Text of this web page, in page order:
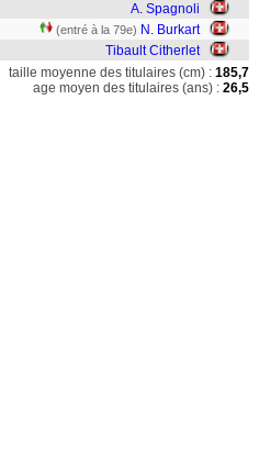
A. Spagnoli
(entré à la 79e) N. Burkart
Tibault Citherlet
taille moyenne des titulaires (cm) : 185,7
age moyen des titulaires (ans) : 26,5